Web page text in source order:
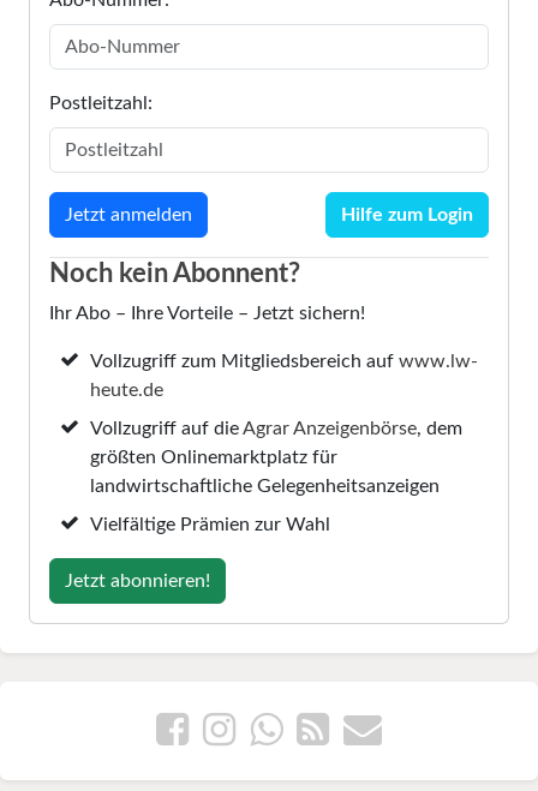
Postleitzahl:
Hilfe zum Login
Noch kein Abonnent?
Ihr Abo – Ihre Vorteile – Jetzt sichern!
Vollzugriff zum Mitgliedsbereich aufwww.lw-
heute.de
Vollzugriff auf dieAgrar Anzeigenbörse, dem
größten Onlinemarktplatz für
landwirtschaftliche Gelegenheitsanzeigen
Vielfältige Prämien zur Wahl
Jetzt abonnieren!